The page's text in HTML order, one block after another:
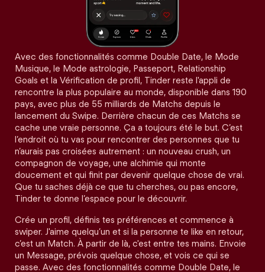
Avec des fonctionnalités comme Double Date, le Mode
Musique, le Mode astrologie, Passeport, Relationship
Goals et la Vérification de profil, Tinder reste l'appli de
rencontre la plus populaire au monde, disponible dans 190
pays, avec plus de 55 milliards de Matchs depuis le
lancement du Swipe. Derrière chacun de ces Matchs se
cache une vraie personne. Ça a toujours été le but. C’est
l’endroit où tu vas pour rencontrer des personnes que tu
n’aurais pas croisées autrement : un nouveau crush, un
compagnon de voyage, une alchimie qui monte
doucement et qui finit par devenir quelque chose de vrai.
Que tu saches déjà ce que tu cherches, ou pas encore,
Tinder te donne l’espace pour le découvrir.
Crée un profil, définis tes préférences et commence à
swiper. J'aime quelqu’un et si la personne te like en retour,
c’est un Match. À partir de là, c'est entre tes mains. Envoie
un Message, prévois quelque chose, et vois ce qui se
passe. Avec des fonctionnalités comme Double Date, le